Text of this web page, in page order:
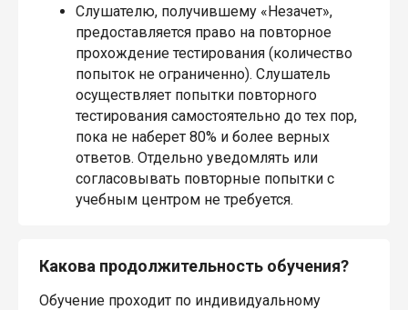
Слушателю, получившему «Незачет»,
предоставляется право на повторное
прохождение тестирования (количество
попыток не ограниченно). Слушатель
осуществляет попытки повторного
тестирования самостоятельно до тех пор,
пока не наберет 80% и более верных
ответов. Отдельно уведомлять или
согласовывать повторные попытки с
учебным центром не требуется.
Какова продолжительность обучения?
Обучение проходит по индивидуальному